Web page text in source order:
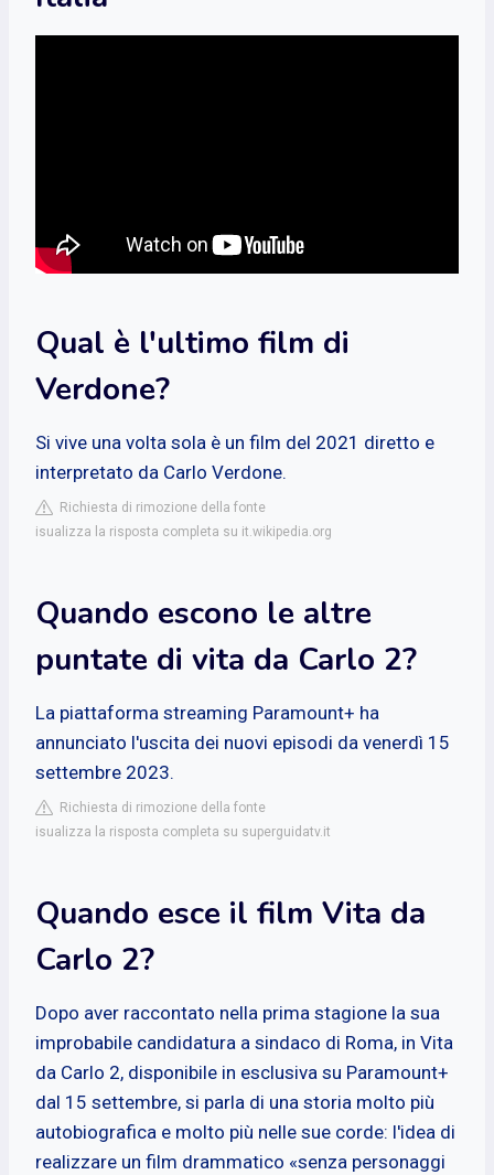
Qual è l'ultimo film di
Verdone?
Si vive una volta sola è un film del 2021 diretto e
interpretato da Carlo Verdone.
Richiesta di rimozione della fonte
isualizza la risposta completa su it.wikipedia.org
Quando escono le altre
puntate di vita da Carlo 2?
La piattaforma streaming Paramount+ ha
annunciato l'uscita dei nuovi episodi da venerdì 15
settembre 2023.
Richiesta di rimozione della fonte
isualizza la risposta completa su superguidatv.it
Quando esce il film Vita da
Carlo 2?
Dopo aver raccontato nella prima stagione la sua
improbabile candidatura a sindaco di Roma, in Vita
da Carlo 2, disponibile in esclusiva su Paramount+
dal 15 settembre, si parla di una storia molto più
autobiografica e molto più nelle sue corde: l'idea di
realizzare un film drammatico «senza personaggi